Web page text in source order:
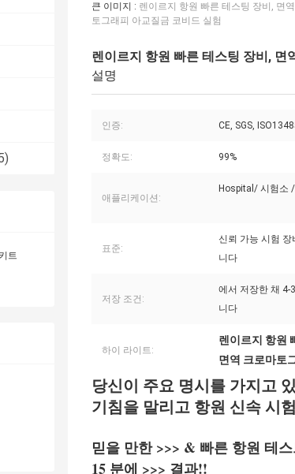
트
큰 이미지 : 렌이르지 항원 빠른 테스팅 장비, 면
토그래피 아교질금 코비드 실험
렌이르지 항원 빠른 테스팅 장비, 면
설명
인증: CE, SGS,
정확도: 99%
애플리케이션:
Hospital/ 시험소
표준:
신뢰 가능 시험 장
니다
저장 조건:
에서 저장한 채 4-
니다
하이 라이트:
렌이르지 항원
면역 크로마토
당신이 주요 명시를 가지고
기침을 말리고 항원 신속 시
믿을 만한 >>> & 빠른 항원 테
15 분에 >>> 결과!!